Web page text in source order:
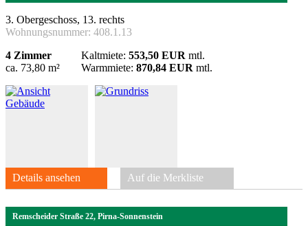
3. Obergeschoss, 13. rechts
Wohnungsnummer: 408.1.13
4 Zimmer
ca. 73,80 m²
Kaltmiete: 553,50 EUR mtl.
Warmmiete: 870,84 EUR mtl.
Details ansehen Auf die Merkliste
Remscheider Straße 22, Pirna-Sonnenstein